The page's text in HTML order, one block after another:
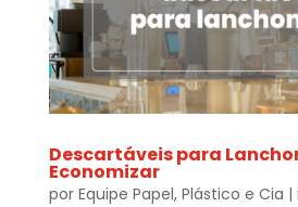
Descartáveis para
Economizar
por Equipe Papel, Plástico e Cia |